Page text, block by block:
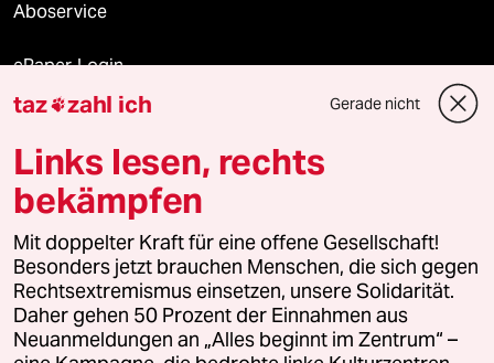
Aboservice
ePaper Login
Downloads für Abonnierende
© 2026 taz Verlags und Vertriebs GmbH
Alle Rechte vorbehalten. Bei rechtlichen Fragen oder für Genehmigungen
wenden Sie sich bitte an
lizenzen@taz.de
Feedback Redaktionsstatut Kommune-Richtlinien
taz zahl ich Gerade nicht
Links lesen, rechts
bekämpfen
Mit doppelter Kraft für eine offene Gesellschaft!
Besonders jetzt brauchen Menschen, die sich gegen
Rechtsextremismus einsetzen, unsere Solidarität.
Daher gehen 50 Prozent der Einnahmen aus
Neuanmeldungen an „Alles beginnt im Zentrum“ –